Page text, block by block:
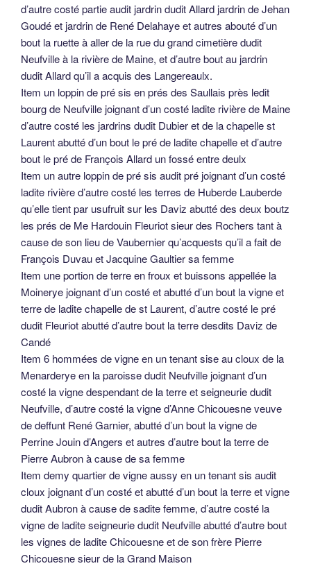
d’autre costé partie audit jardrin dudit Allard jardrin de Jehan
Goudé et jardrin de René Delahaye et autres abouté d’un
bout la ruette à aller de la rue du grand cimetière dudit
Neufville à la rivière de Maine, et d’autre bout au jardrin
dudit Allard qu’il a acquis des Langereaulx.
Item un loppin de pré sis en prés des Saullais près ledit
bourg de Neufville joignant d’un costé ladite rivière de Maine
d’autre costé les jardrins dudit Dubier et de la chapelle st
Laurent abutté d’un bout le pré de ladite chapelle et d’autre
bout le pré de François Allard un fossé entre deulx
Item un autre loppin de pré sis audit pré joignant d’un costé
ladite rivière d’autre costé les terres de Huberde Lauberde
qu’elle tient par usufruit sur les Daviz abutté des deux boutz
les prés de Me Hardouin Fleuriot sieur des Rochers tant à
cause de son lieu de Vaubernier qu’acquests qu’il a fait de
François Duvau et Jacquine Gaultier sa femme
Item une portion de terre en froux et buissons appellée la
Moinerye joignant d’un costé et abutté d’un bout la vigne et
terre de ladite chapelle de st Laurent, d’autre costé le pré
dudit Fleuriot abutté d’autre bout la terre desdits Daviz de
Candé
Item 6 hommées de vigne en un tenant sise au cloux de la
Menarderye en la paroisse dudit Neufville joignant d’un
costé la vigne despendant de la terre et seigneurie dudit
Neufville, d’autre costé la vigne d’Anne Chicouesne veuve
de deffunt René Garnier, abutté d’un bout la vigne de
Perrine Jouin d’Angers et autres d’autre bout la terre de
Pierre Aubron à cause de sa femme
Item demy quartier de vigne aussy en un tenant sis audit
cloux joignant d’un costé et abutté d’un bout la terre et vigne
dudit Aubron à cause de sadite femme, d’autre costé la
vigne de ladite seigneurie dudit Neufville abutté d’autre bout
les vignes de ladite Chicouesne et de son frère Pierre
Chicouesne sieur de la Grand Maison